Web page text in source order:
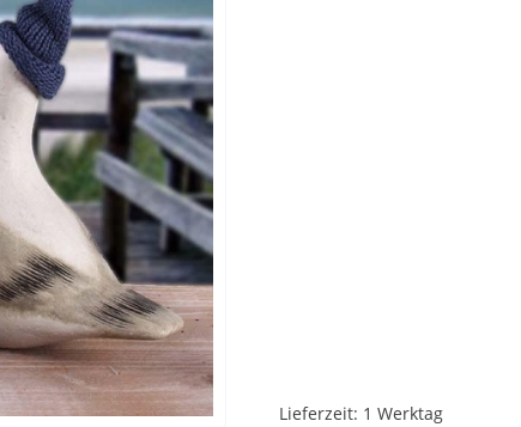
Lieferzeit: 1 Werktag